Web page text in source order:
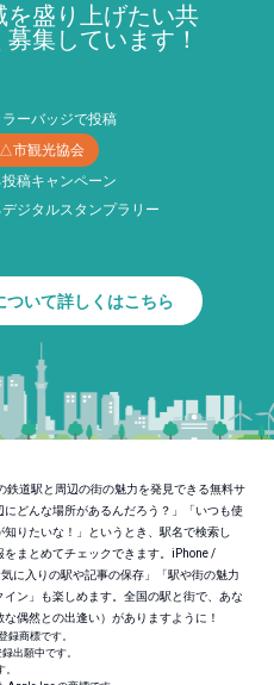
を盛り上げたい共
集しています！
ーバッジで投稿
市観光協会
稿キャンペーン
ジタルスタンプラリー
ついて詳しくはこちら
鉄道駅と周辺の街の魅力を発見できる無料サ
どんな場所があるんだろう？」「いつも使
りたいな！」というとき、駅名で検索し
まとめてチェックできます。iPhone /
に入りの駅や記事の保存」「駅や街の魅力
ン」も楽しめます。全国の駅と街で、あな
偶然との出逢い）がありますように！
録商標です。
出願中です。